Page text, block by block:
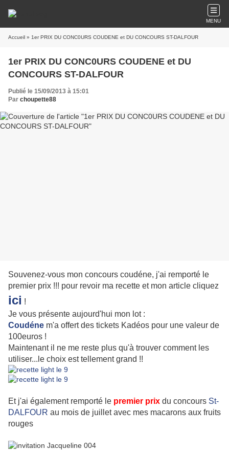
MENU
Accueil » 1er PRIX DU CONC0URS COUDENE et DU CONCOURS ST-DALFOUR
1er PRIX DU CONC0URS COUDENE et DU
CONCOURS ST-DALFOUR
Publié le 15/09/2013 à 15:01
Par choupette88
Souvenez-vous mon concours coudéne, j'ai remporté le
premier prix !!! pour revoir ma recette et mon article cliquez
ici !
Je vous présente aujourd'hui mon lot :
Coudéne m'a offert des tickets Kadéos pour une valeur de
100euros !
Maintenant il ne me reste plus qu'à trouver comment les
utiliser...le choix est tellement grand !!
Et j'ai également remporté le premier prix du concours St-
DALFOUR au mois de juillet avec mes macarons aux fruits
rouges